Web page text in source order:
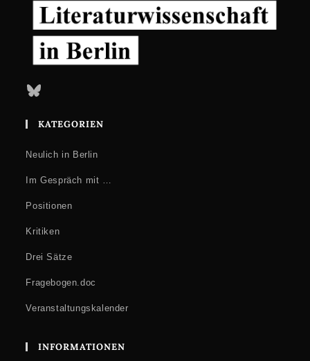
Bluesky
KATEGORIEN
Neulich in Berlin
Im Gespräch mit …
Positionen
Kritiken
Drei Sätze
Fragebogen.doc
Veranstaltungskalender
INFORMATIONEN